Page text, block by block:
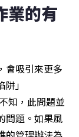
業的有
會吸引來更多
」
知，此問題並
問題。如果風